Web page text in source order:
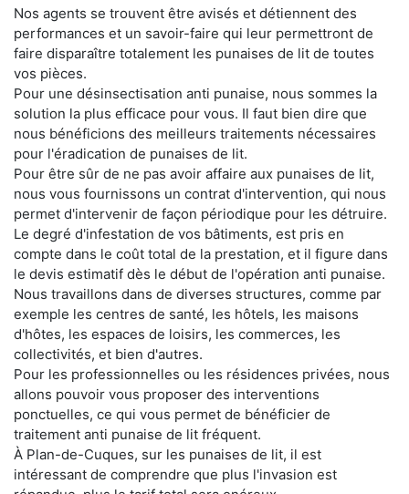
Nos agents se trouvent être avisés et détiennent des
performances et un savoir-faire qui leur permettront de
faire disparaître totalement les punaises de lit de toutes
vos pièces.
Pour une désinsectisation anti punaise, nous sommes la
solution la plus efficace pour vous. Il faut bien dire que
nous bénéficions des meilleurs traitements nécessaires
pour l'éradication de punaises de lit.
Pour être sûr de ne pas avoir affaire aux punaises de lit,
nous vous fournissons un contrat d'intervention, qui nous
permet d'intervenir de façon périodique pour les détruire.
Le degré d'infestation de vos bâtiments, est pris en
compte dans le coût total de la prestation, et il figure dans
le devis estimatif dès le début de l'opération anti punaise.
Nous travaillons dans de diverses structures, comme par
exemple les centres de santé, les hôtels, les maisons
d'hôtes, les espaces de loisirs, les commerces, les
collectivités, et bien d'autres.
Pour les professionnelles ou les résidences privées, nous
allons pouvoir vous proposer des interventions
ponctuelles, ce qui vous permet de bénéficier de
traitement anti punaise de lit fréquent.
À Plan-de-Cuques, sur les punaises de lit, il est
intéressant de comprendre que plus l'invasion est